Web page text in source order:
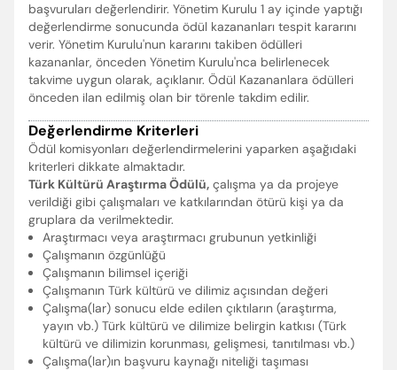
başvuruları değerlendirir. Yönetim Kurulu 1 ay içinde yaptığı
değerlendirme sonucunda ödül kazananları tespit kararını
verir. Yönetim Kurulu'nun kararını takiben ödülleri
kazananlar, önceden Yönetim Kurulu'nca belirlenecek
takvime uygun olarak, açıklanır. Ödül Kazananlara ödülleri
önceden ilan edilmiş olan bir törenle takdim edilir.
Değerlendirme Kriterleri
Ödül komisyonları değerlendirmelerini yaparken aşağıdaki
kriterleri dikkate almaktadır.
Türk Kültürü Araştırma Ödülü, çalışma ya da projeye
verildiği gibi çalışmaları ve katkılarından ötürü kişi ya da
gruplara da verilmektedir.
Araştırmacı veya araştırmacı grubunun yetkinliği
Çalışmanın özgünlüğü
Çalışmanın bilimsel içeriği
Çalışmanın Türk kültürü ve dilimiz açısından değeri
Çalışma(lar) sonucu elde edilen çıktıların (araştırma,
yayın vb.) Türk kültürü ve dilimize belirgin katkısı (Türk
kültürü ve dilimizin korunması, gelişmesi, tanıtılması vb.)
Çalışma(lar)ın başvuru kaynağı niteliği taşıması